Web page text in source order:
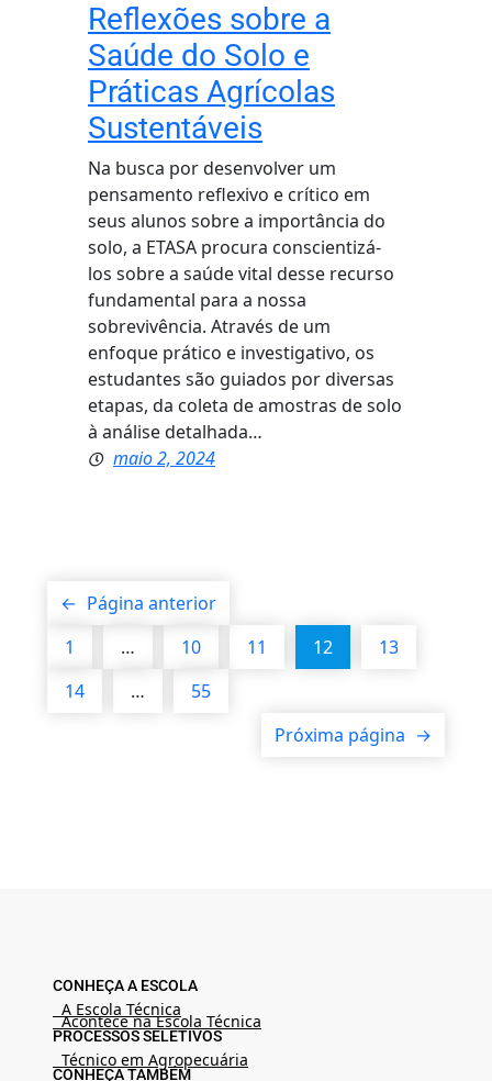
Reflexões sobre a
Saúde do Solo e
Práticas Agrícolas
Sustentáveis
Na busca por desenvolver um
pensamento reflexivo e crítico em
seus alunos sobre a importância do
solo, a ETASA procura conscientizá-
los sobre a saúde vital desse recurso
fundamental para a nossa
sobrevivência. Através de um
enfoque prático e investigativo, os
estudantes são guiados por diversas
etapas, da coleta de amostras de solo
à análise detalhada…
maio 2, 2024
← Página anterior
1
… 10 11 12
13
14
…
55
Próxima página →
CONHEÇA A ESCOLA
A Escola Técnica
Acontece na Escola Técnica
PROCESSOS SELETIVOS
Técnico em Agropecuária
CONHEÇA TAMBÉM